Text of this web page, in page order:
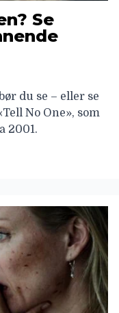
Se
du se – eller se
No One», som
2001.